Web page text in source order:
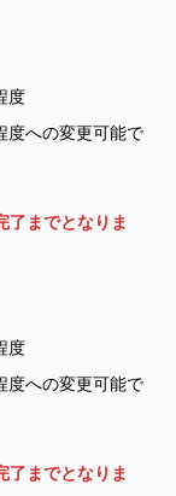
度
への変更可能で
了までとなりま
度
への変更可能で
了までとなりま